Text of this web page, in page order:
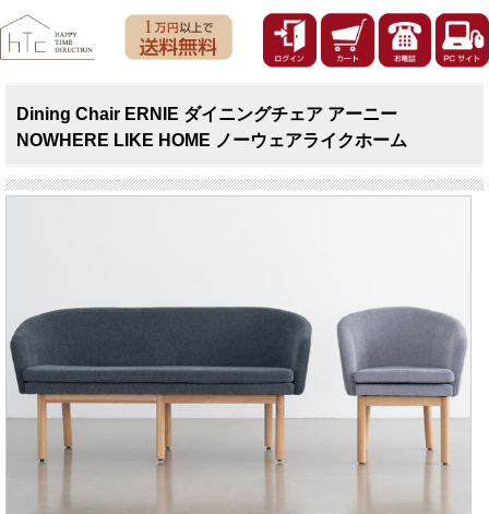
Dining Chair ERNIE ダイニングチェア アーニー
NOWHERE LIKE HOME ノーウェアライクホーム